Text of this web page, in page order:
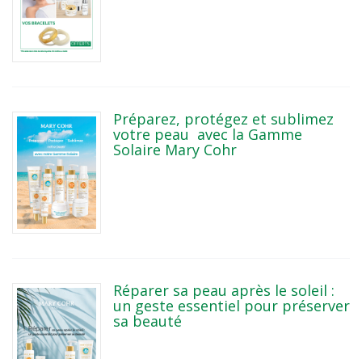
Préparez, protégez et sublimez
votre peau avec la Gamme
Solaire Mary Cohr
Réparer sa peau après le soleil :
un geste essentiel pour préserver
sa beauté